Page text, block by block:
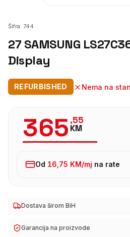
Šifra: 744
27 SAMSUNG
Display
REFURBISHED Nema na
365,55
KM
Od 16,75 KM/mj na rate
Dostava širom BiH
Garancija na proizvode